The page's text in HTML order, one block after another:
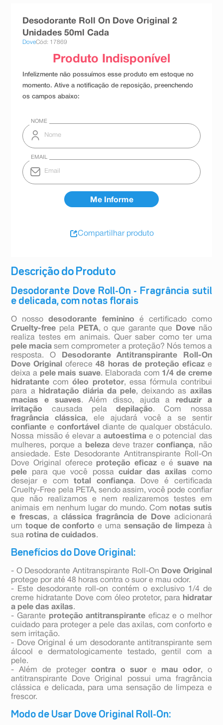
Descrição do Produto
Desodorante Dove Roll-On - Fragrância sutil
e delicada, com notas florais
O nossodesodorante feminino é certificado como
Cruelty-free pela PETA, o que garante que Dovenão
realiza testes em animais. Quer saber como ter uma
pele macia sem comprometer a proteção? Nós temos a
resposta. ODesodorante Antitranspirante Roll-On
Dove Original
oferece48 horas de proteção eficaze
deixa a pele mais suave. Elaborada com 1/4 de creme
hidratante comóleo protetor, essa fórmula contribui
para a
hidratação diária da pele, deixando as axilas
macias e suaves. Além disso, ajuda a reduzir a
irritação causada peladepilação. Com nossa
fragrância clássica, ele ajudará você a se sentir
confiante e confortável
diante de qualquer obstáculo.
Nossa missão é elevar aautoestima e o potencial das
mulheres, porque a
belezadeve trazerconfiança, não
ansiedade. Este Desodorante Antitranspirante Roll-On
Dove Original oferece proteção eficaz e é suave na
pele para que você possacuidar das axilas como
desejar e com total confiança. Dove é certificada
Cruelty-Free pela PETA, sendo assim, você pode confiar
que não realizamos e nem realizaremos testes em
animais em nenhum lugar do mundo. Com notas sutis
e frescas, aclássica fragrância de Dove adicionará
umtoque de conforto e uma sensação de limpezaà
sua rotina de cuidados.
Benefícios do Dove Original:
- O Desodorante Antitranspirante Roll-On Dove Original
protege por até 48 horas contra o suor e mau odor.
- Este desodorante roll-on contém o exclusivo 1/4 de
creme hidratante Dove com óleo protetor, para hidratar
a pele das axilas.
- Garante proteção antitranspirante eficaz e o melhor
cuidado para proteger a pele das axilas, com conforto e
sem irritação.
- Dove Original é um desodorante antitranspirante sem
álcool e dermatologicamente testado, gentil com a
pele.
- Além de proteger contra o suore mau odor, o
antitranspirante Dove Original possui uma fragrância
clássica e delicada, para uma sensação de limpeza e
frescor.
Modo de Usar Dove Original Roll-On:
Desodorante Roll On Dove Original 2
Unidades 50ml Cada
DoveCód: 17869
Compartilhar produto
absorvente
10ºshampoo